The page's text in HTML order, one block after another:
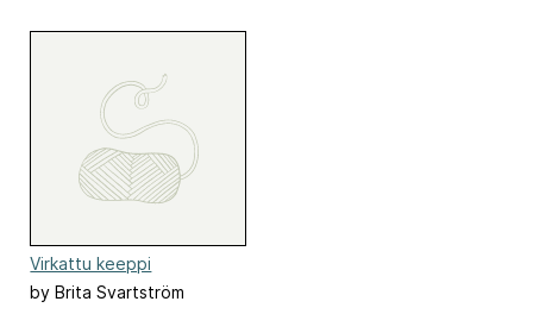
Virkattu keeppi
by Brita Svartström